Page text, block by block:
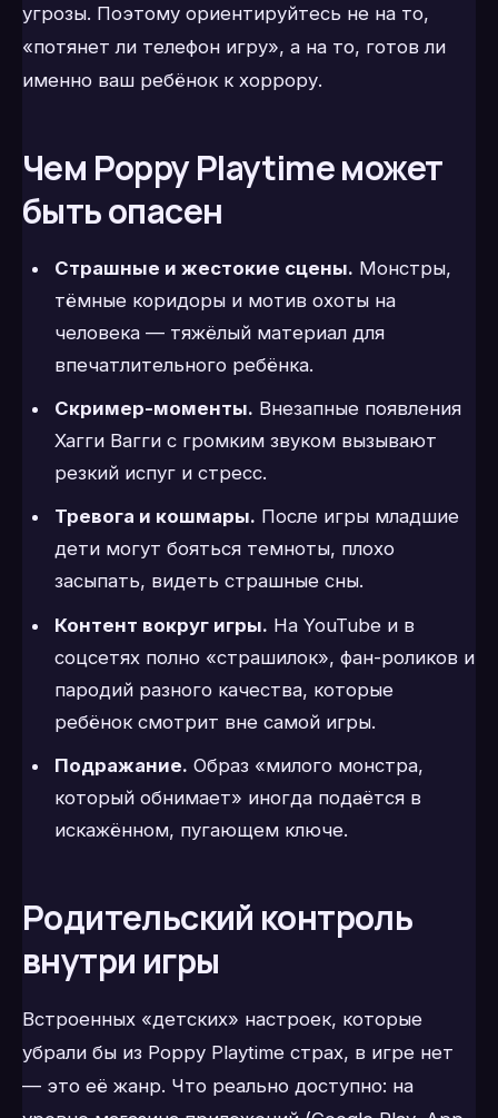
угрозы. Поэтому ориентируйтесь не на то,
«потянет ли телефон игру», а на то, готов ли
именно ваш ребёнок к хоррору.
Чем Poppy Playtime может
быть опасен
Страшные и жестокие сцены. Монстры,
тёмные коридоры и мотив охоты на
человека — тяжёлый материал для
впечатлительного ребёнка.
Скример-моменты. Внезапные появления
Хагги Вагги с громким звуком вызывают
резкий испуг и стресс.
Тревога и кошмары. После игры младшие
дети могут бояться темноты, плохо
засыпать, видеть страшные сны.
Контент вокруг игры. На YouTube и в
соцсетях полно «страшилок», фан-роликов и
пародий разного качества, которые
ребёнок смотрит вне самой игры.
Подражание. Образ «милого монстра,
который обнимает» иногда подаётся в
искажённом, пугающем ключе.
Родительский контроль
внутри игры
Встроенных «детских» настроек, которые
убрали бы из Poppy Playtime страх, в игре нет
— это её жанр. Что реально доступно: на